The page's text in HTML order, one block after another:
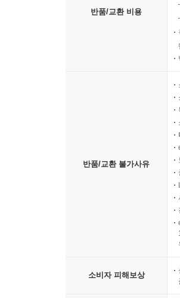
“지자(知者)는 미혹되지 아
이 편에서는 고향이나 조정
의 예제(禮制)문제에 관하
마구간이 불에 타자, 공자
이 편 각 장은 서로 연관성이
1. ‘백규(白圭)’란 흰색의
친다. 흰 옥에 박힌 한 점의
2. 공자의 교육방법: 공자
3. 과유불급(過猶不及): 중
반품/교환 비용
반품/교환 불가사유
소비자 피해보상